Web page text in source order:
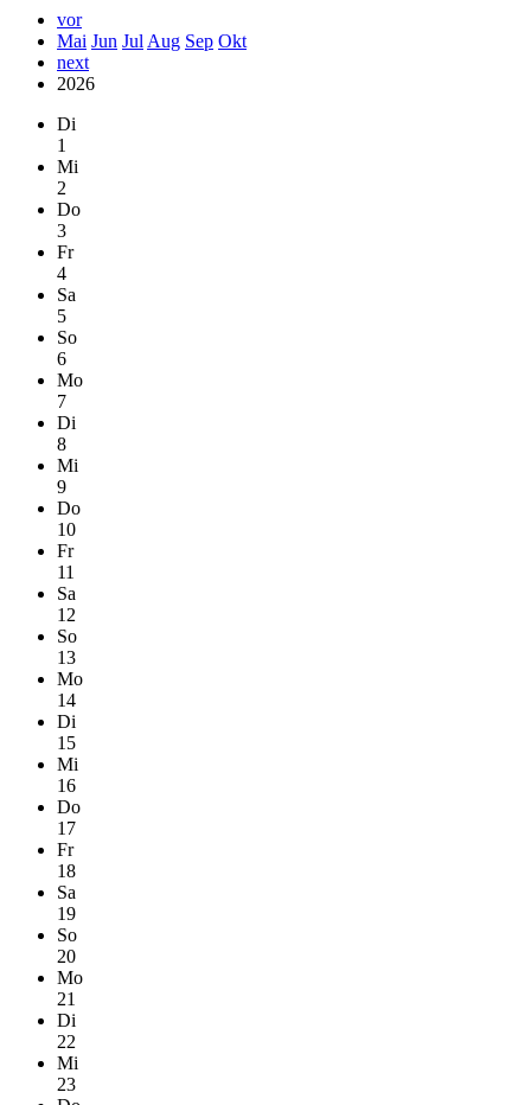
vor
Mai Jun Jul Aug Sep Okt
next
2026
Di
1
Mi
2
Do
3
Fr
4
Sa
5
So
6
Mo
7
Di
8
Mi
9
Do
10
Fr
11
Sa
12
So
13
Mo
14
Di
15
Mi
16
Do
17
Fr
18
Sa
19
So
20
Mo
21
Di
22
Mi
23